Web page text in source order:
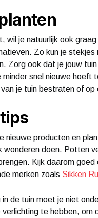
wil je natuurlijk ook
Zo kun je
Zorg ook dat je jouw
snel nieuwe hoeft
je tuin bestraten of op
nieuwe producten en
wonderen doen. Potten
Kijk daarom goed
merken zoals Sikken
in de tuin moet je niet
te hebben, om